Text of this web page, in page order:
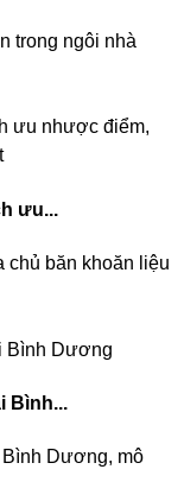
trong ngôi nhà
ưu...
chủ băn khoăn liệu
Bình...
Dương, mô